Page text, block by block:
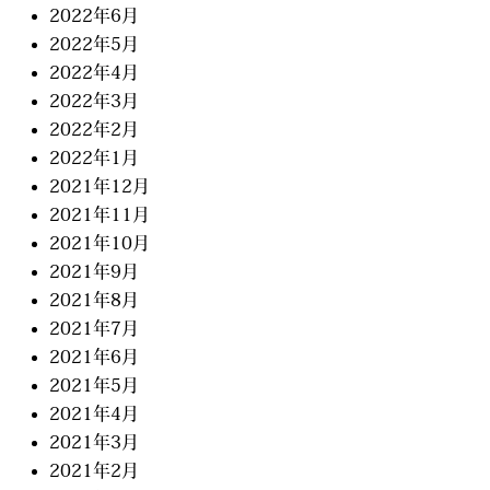
2022年6月
2022年5月
2022年4月
2022年3月
2022年2月
2022年1月
2021年12月
2021年11月
2021年10月
2021年9月
2021年8月
2021年7月
2021年6月
2021年5月
2021年4月
2021年3月
2021年2月